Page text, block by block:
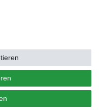
Kontakt